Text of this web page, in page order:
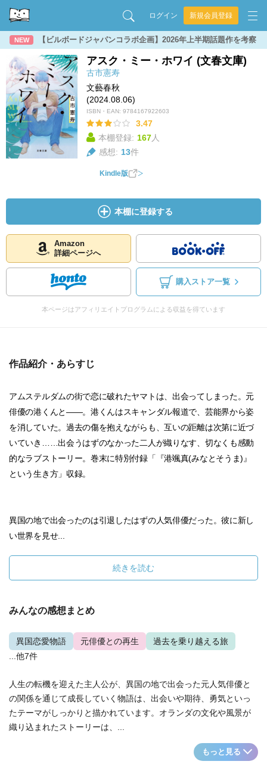
ログイン 新規会員登録
NEW 【ビルボードジャパンコラボ企画】2026年上半期話題作を考察
アスク・ミー・ホワイ (文春文庫)
古市憲寿
文藝春秋
(2024.08.06)
ISBN・EAN: 9784167922603
3.47
本棚登録: 167人
感想: 13件
Kindle版
本棚に登録する
Amazon
詳細ページへ
購入ストア一覧
本ページはアフィリエイトプログラムによる収益を得ています
作品紹介・あらすじ
アムステルダムの街で恋に破れたヤマトは、出会ってしまった。元
俳優の港くんと――。港くんはスキャンダル報道で、芸能界から姿
を消していた。過去の傷を抱えながらも、互いの距離は次第に近づ
いていき……出会うはずのなかった二人が織りなす、切なくも感動
的なラブストーリー。巻末に特別付録「『港颯真(みなとそうま)』
という生き方」収録。
異国の地で出会ったのは引退したはずの人気俳優だった。彼に新し
い世界を見せ...
続きを読む
みんなの感想まとめ
異国恋愛物語 元俳優との再生
過去を乗り越える旅
...他7件
人生の転機を迎えた主人公が、異国の地で出会った元人気俳優と
の関係を通じて成長していく物語は、出会いや期待、勇気といっ
たテーマがしっかりと描かれています。オランダの文化や風景が
織り込まれたストーリーは、...
もっと見る